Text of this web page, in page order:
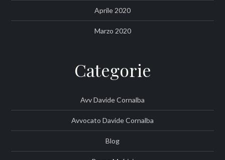
Aprile 2020
Marzo 2020
Categorie
Avv Davide Cornalba
Avvocato Davide Cornalba
Blog